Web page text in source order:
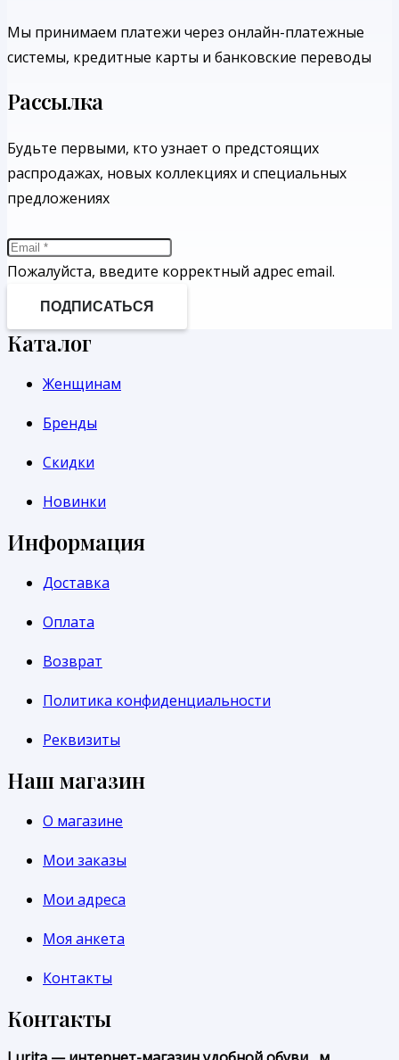
Мы принимаем платежи через онлайн-платежные
системы, кредитные карты и банковские переводы
Рассылка
Будьте первыми, кто узнает о предстоящих
распродажах, новых коллекциях и специальных
предложениях
Пожалуйста, введите корректный адрес email.
ПОДПИСАТЬСЯ
Каталог
Женщинам
Бренды
Скидки
Новинки
Информация
Доставка
Оплата
Возврат
Политика конфиденциальности
Реквизиты
Наш магазин
О магазине
Мои заказы
Мои адреса
Моя анкета
Контакты
Контакты